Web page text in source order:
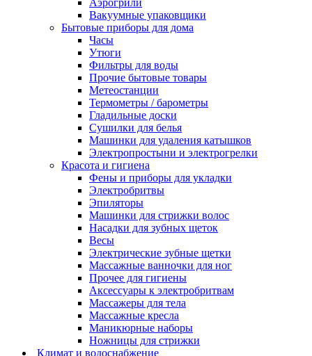
Вакуумные упаковщики
Бытовые приборы для дома
Часы
Утюги
Фильтры для воды
Прочие бытовые товары
Метеостанции
Термометры / барометры
Гладильные доски
Сушилки для белья
Машинки для удаления катышков
Электропростыни и электрогрелки
Красота и гигиена
Фены и приборы для укладки
Электробритвы
Эпиляторы
Машинки для стрижки волос
Насадки для зубных щеток
Весы
Электрические зубные щетки
Массажные ванночки для ног
Прочее для гигиены
Аксессуары к электробритвам
Массажеры для тела
Массажные кресла
Маникюрные наборы
Ножницы для стрижки
Климат и водоснабжение